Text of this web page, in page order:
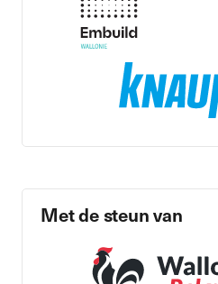
Met de steun van